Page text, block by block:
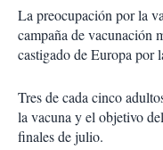
La preocupación por la
campaña de vacunación
castigado de Europa por
Tres de cada cinco
la vacuna y el objetivo
finales de julio.